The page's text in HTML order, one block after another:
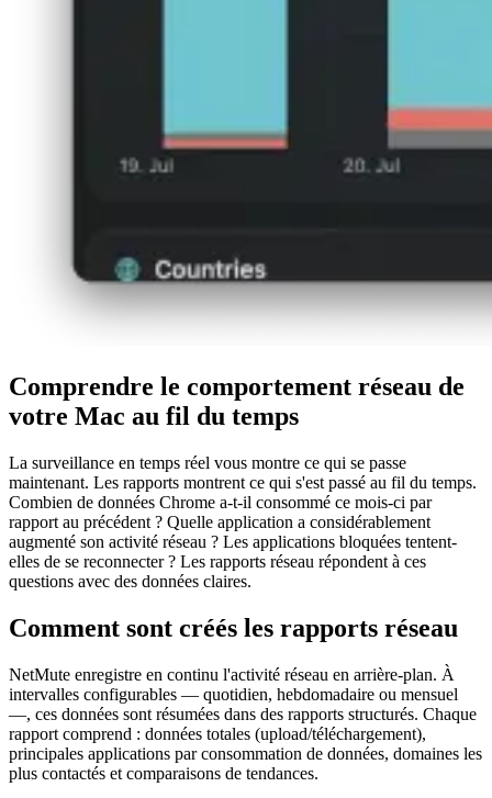
Comprendre le comportement réseau de
votre Mac au fil du temps
La surveillance en temps réel vous montre ce qui se passe
maintenant. Les rapports montrent ce qui s'est passé au fil du temps.
Combien de données Chrome a-t-il consommé ce mois-ci par
rapport au précédent ? Quelle application a considérablement
augmenté son activité réseau ? Les applications bloquées tentent-
elles de se reconnecter ? Les rapports réseau répondent à ces
questions avec des données claires.
Comment sont créés les rapports réseau
NetMute enregistre en continu l'activité réseau en arrière-plan. À
intervalles configurables — quotidien, hebdomadaire ou mensuel
—, ces données sont résumées dans des rapports structurés. Chaque
rapport comprend : données totales (upload/téléchargement),
principales applications par consommation de données, domaines les
plus contactés et comparaisons de tendances.